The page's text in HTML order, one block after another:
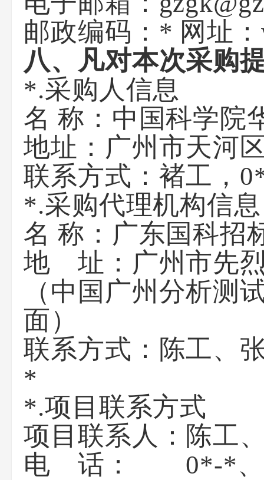
邮政编码：* 网址
八、凡对本次采购
*.采购人信息
名 称：中国
地址：广州
联系方式：
*.采购代理机构信息
名 称：广
地 址：广州市先
（中国广州分析测
面
联系方式：陈工、
*.项目联系方式
项目联系人：陈工
电 话： 0*-*、